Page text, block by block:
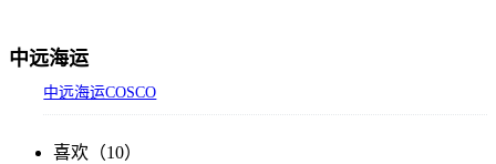
中远海运
中远海运COSCO
喜欢（10）